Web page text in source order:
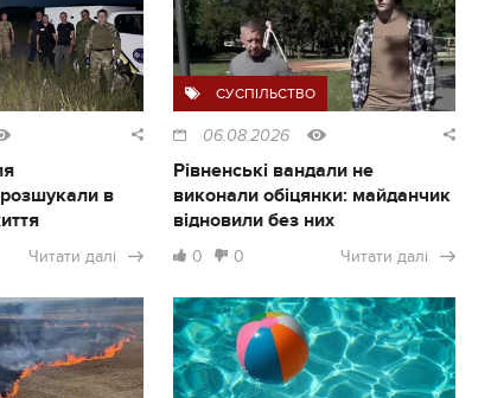
в
Читати далі
СУСПІЛЬСТВО
06.08.2026
Рівненські вандали не
виконали обіцянки: майданчик
відновили без них
0 0 Читати далі